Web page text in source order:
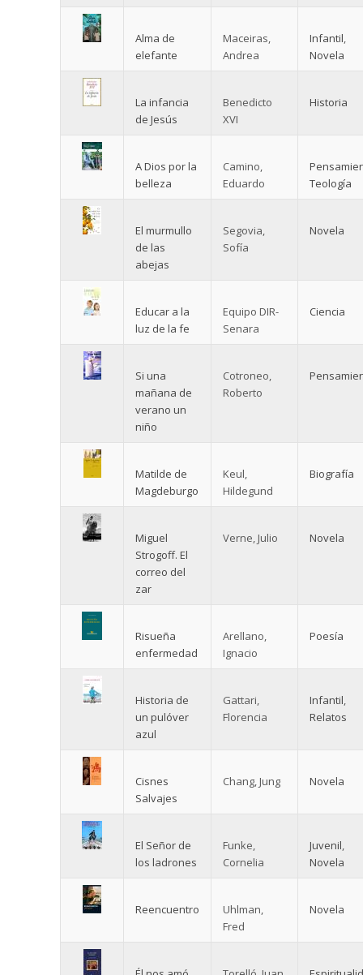
Alma de
elefante
Maceiras,
Andrea
Infantil,
Novela
La infancia
de Jesús
Benedicto
XVI
Historia
A Dios por la
belleza
Camino,
Eduardo
Teología
El murmullo
de las
abejas
Segovia,
Sofía
Novela
Educar a la
luz de la fe
Equipo DIR-
Senara
Ciencia
Si una
mañana de
verano un
niño
Cotroneo,
Roberto
Matilde de
Magdeburgo
Keul,
Hildegund
Biografía
Miguel
Strogoff. El
correo del
zar
Verne, Julio Novela
Risueña
enfermedad
Arellano,
Ignacio
Poesía
Historia de
un pulóver
azul
Gattari,
Florencia
Infantil,
Relatos
Cisnes
Salvajes
Chang, Jung Novela
El Señor de
los ladrones
Funke,
Cornelia
Juvenil,
Novela
Reencuentro
Uhlman,
Fred
Novela